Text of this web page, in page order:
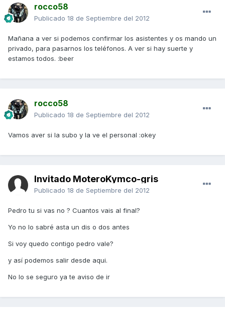
rocco58
Publicado 18 de Septiembre del 2012
Mañana a ver si podemos confirmar los asistentes y os mando un
privado, para pasarnos los teléfonos. A ver si hay suerte y
estamos todos. :beer
rocco58
Publicado 18 de Septiembre del 2012
Vamos aver si la subo y la ve el personal :okey
Invitado MoteroKymco-gris
Publicado 18 de Septiembre del 2012
Pedro tu si vas no ? Cuantos vais al final?
Yo no lo sabré asta un dis o dos antes
Si voy quedo contigo pedro vale?
y así podemos salir desde aqui.
No lo se seguro ya te aviso de ir